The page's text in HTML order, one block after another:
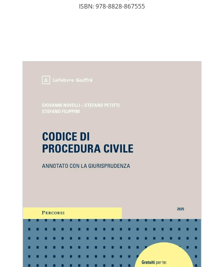
ISBN: 978-8828-867555